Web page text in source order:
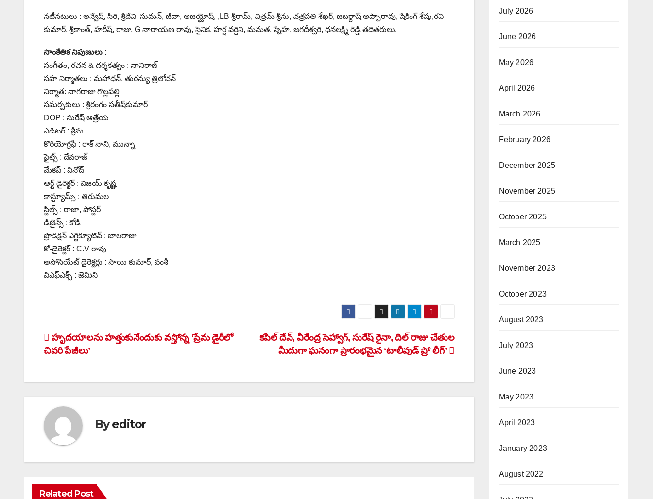
నటీనటులు : అన్వేష్, సిరి, శ్రీదేవి, సుమన్, జీవా, అజయ్ఘోష్, ,LB శ్రీరామ్, చిత్రమ్ శ్రీను, చత్రపతి శేఖర్, జబర్దాష్ అప్పారావు, షేకింగ్ శేషు,రవి
కుమార్, శ్రీకాంత్, హరీష్, రాజు, G నారాయణ రావు, సైనిక, హర్ష వర్దిని, మమత, స్నేహ, జగదీశ్వరి, ధనలక్ష్మి రెడ్డి తదితరులు.
సాంకేతిక నిపుణులు :
సంగీతం, రచన & దర్శకత్వం : నానిరాజ్
సహ నిర్మాతలు : మహాధన్, తురన్యు త్రిలోచన్
నిర్మాత: నాగరాజు గొల్లపల్లి
సమర్పకులు : శ్రీరంగం సతీష్‌కుమార్
DOP : సురేష్ ఆత్రేయ
ఎడిటర్ : శ్రీను
కొరియోగ్రఫీ : రాక్ నాని, మున్నా
ఫైట్స్ : దేవరాజ్
మేకప్ : వినోద్
ఆర్ట్ డైరెక్టర్ : విజయ్ కృష్ణ
కాస్ట్యూమ్స్ : తిరుమల
స్టిల్స్ : రాజా, పోస్టర్
డిజైన్స్ : కోడి
ప్రొడక్షన్ ఎగ్జిక్యూటివ్ : బాలరాజు
కో-డైరెక్టర్ : C.V రావు
అసోసియేట్ డైరెక్టర్లు : సాయి కుమార్, వంశీ
విఎఫ్ఎక్స్ : జెమిని
Post
కపిల్ దేవ్, వీరేంద్ర సెహ్వాగ్, సురేష్ రైనా, దిల్ రాజు చేతుల
మీదుగా ఘనంగా ప్రారంభమైన ‘టాలీవుడ్ ప్రో లీగ్’
హృదయాలను హత్తుకునేందుకు వస్తోన్న ‘ప్రేమ డైరీలో
చివరి పేజీలు’
Byeditor
Related Post
July 2026
June 2026
May 2026
April 2026
March 2026
February 2026
December 2025
November 2025
October 2025
March 2025
November 2023
October 2023
August 2023
July 2023
June 2023
May 2023
April 2023
January 2023
August 2022